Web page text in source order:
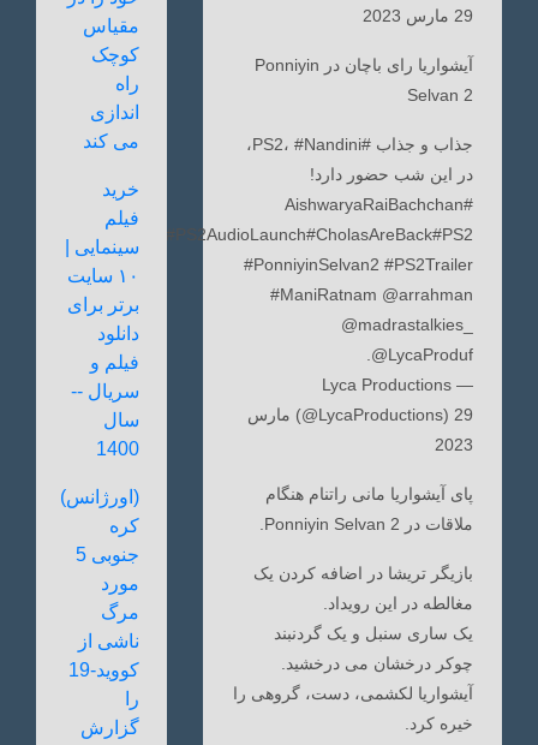
29 مارس 2023
آیشواریا رای باچان در Ponniyin
Selvan 2
جذاب و جذاب #PS2، #Nandini،
در این شب حضور دارد!
#AishwaryaRaiBachchan
#PS2AudioLaunch#CholasAreBack#PS2
#PonniyinSelvan2 #PS2Trailer
#ManiRatnam @arrahman
@madrastalkies_
@LycaProduf.
— Lyca Productions
(@LycaProductions) 29 مارس
2023
پای آیشواریا مانی راتنام هنگام
ملاقات در Ponniyin Selvan 2.
بازیگر تریشا در اضافه کردن یک
مغالطه در این رویداد.
یک ساری سنبل و یک گردنبند
چوکر درخشان می درخشید.
آیشواریا لکشمی، دست، گروهی را
خیره کرد.
مقیاس
کوچک
راه
اندازی
می کند
خرید
فیلم
سینمایی |
۱۰ سایت
برتر برای
دانلود
فیلم و
سریال --
سال
1400
(اورژانس)
کره
جنوبی 5
مورد
مرگ
ناشی از
کووید-19
را
گزارش